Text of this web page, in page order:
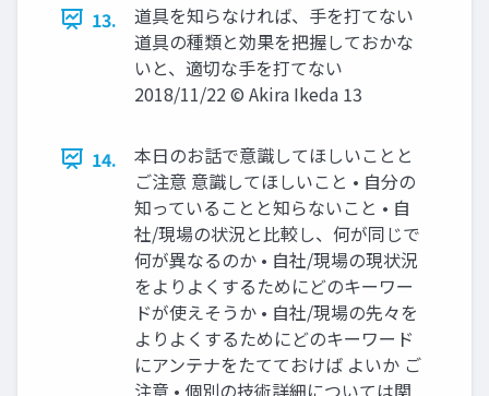
13.
道具を知らなければ、手を打てない
道具の種類と効果を把握しておかな
いと、適切な手を打てない
2018/11/22 © Akira Ikeda 13
14.
本日のお話で意識してほしいことと
ご注意 意識してほしいこと • 自分の
知っていることと知らないこと • 自
社/現場の状況と比較し、何が同じで
何が異なるのか • 自社/現場の現状況
をよりよくするためにどのキーワー
ドが使えそうか • 自社/現場の先々を
よりよくするためにどのキーワード
にアンテナをたてておけば よいか ご
注意 • 個別の技術詳細については関